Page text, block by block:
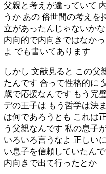
父親と考えが違っていて
うか あの 俗世間の考えを
立があったんじゃないか
内向的で内向きではなか
よ でも書いてあります
しかし 文献見ると この父
たんです 合って性格的に
歳で応援なんです もう完
デの王子は もう哲学は決
は何であろうとも これは
う父親なんです 私の息子
いろいろ言うなよ 正しい
い息子を信頼していたん
内向きで出て行ったとか